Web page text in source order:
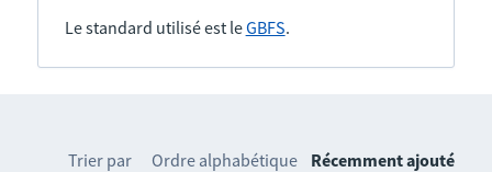
Le standard utilisé est leGBFS.
Trier par Ordre alphabétique Récemment ajouté